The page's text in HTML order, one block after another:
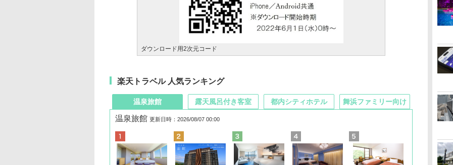
ダウンロード用2次元コード
楽天トラベル 人気ランキング
温泉旅館
温泉旅館 更新日時：2026/08/07 00:00
露天風呂付き客室 都内シティホテル 舞浜ファミリー向け